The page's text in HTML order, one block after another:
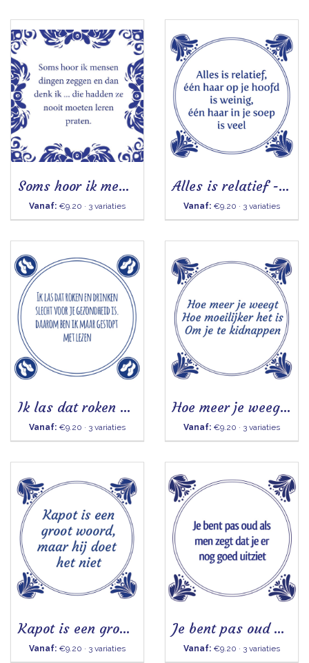
Soms hoor ik mensen dingen zeggen
Vanaf: €9.20 · 3 variaties
Alles is relatief - Tegeltje
Vanaf: €9.20 · 3 variaties
Ik las dat roken en drinken - Tegeltje
Vanaf: €9.20 · 3 variaties
Hoe meer je weegt - Tegeltje
Vanaf: €9.20 · 3 variaties
Kapot is een groot woord - Tegeltje
Vanaf: €9.20 · 3 variaties
Je bent pas oud als men zegt - Tegeltje
Vanaf: €9.20 · 3 variaties